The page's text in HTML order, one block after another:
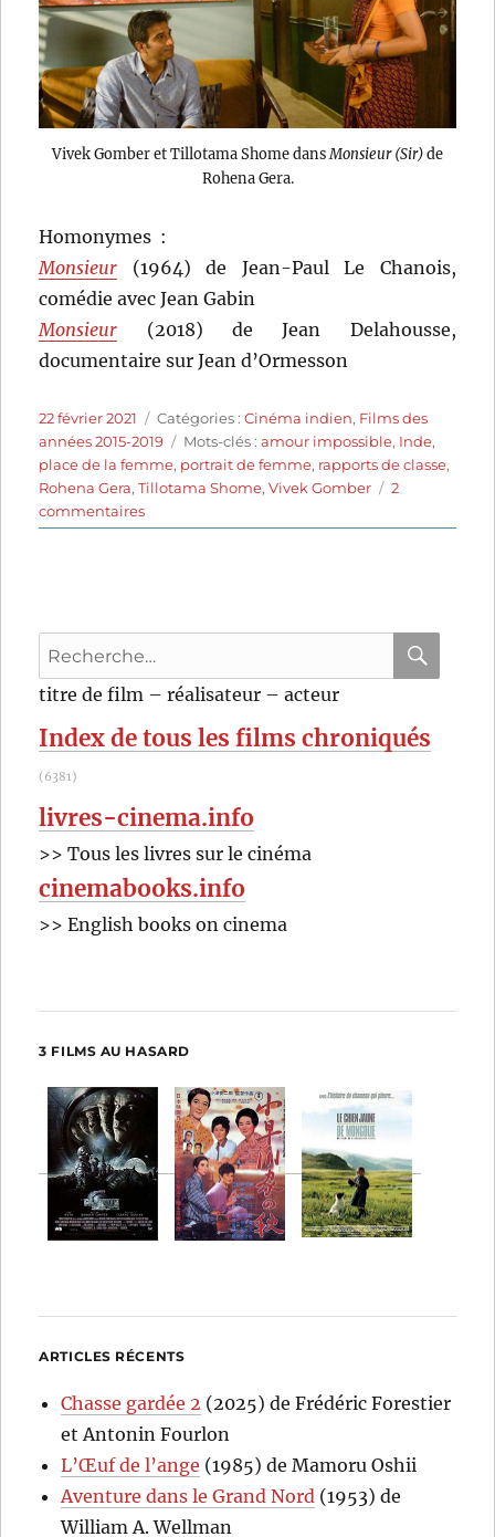
Vivek Gomber et Tillotama Shome dans Monsieur (Sir)de
Rohena Gera.
Homonymes :
Monsieur (1964) de Jean-Paul Le Chanois,
comédie avec Jean Gabin
Monsieur (2018) de Jean Delahousse,
documentaire sur Jean d’Ormesson
Publié
le
22 février 2021 Catégories
Catégories :Cinéma indien, Films des
années 2015-2019
Étiquettes
Mots-clés :amour impossible, Inde,
place de la femme, portrait de femme, rapports de classe,
Rohena Gera,Tillotama Shome,Vivek Gomber
2
commentairessur
Monsieur
Recherche
pour
:
titre de film – réalisateur – acteur
Index de tous les films chroniqués
(6381)
livres-cinema.info
>> Tous les livres sur le cinéma
cinemabooks.info
>> English books on cinema
3 FILMS AU HASARD
ARTICLES RÉCENTS
Chasse gardée 2 (2025) de Frédéric Forestier
et Antonin Fourlon
L’Œuf de l’ange (1985) de Mamoru Oshii
Aventure dans le Grand Nord (1953) de
William A. Wellman